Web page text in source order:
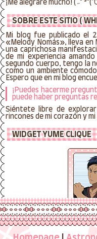
¡Me alegraré mucho! ( ˶˘
SOBRE ESTE SITIO (
Mi blog fue publicado el
«Melody Nomás», lleva en
una caprichosa
de mi experiencia
segundo cuerpo, tengo la
como un ambiente
Espero que en mi blog
¡Puedes hacerme
puede haber preguntas
Siéntete libre de
rincones de mi corazón y
WIDGET YUME CLIQUE
この世界の内に